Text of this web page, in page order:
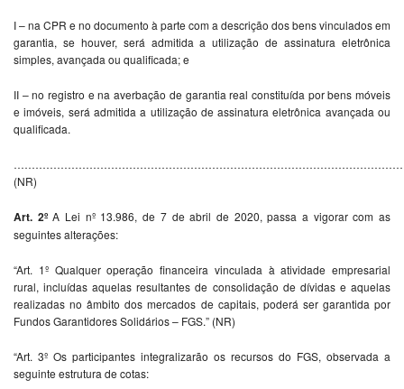
I – na CPR e no documento à parte com a descrição dos bens vinculados em
garantia, se houver, será admitida a utilização de assinatura eletrônica
simples, avançada ou qualificada; e
II – no registro e na averbação de garantia real constituída por bens móveis
e imóveis, será admitida a utilização de assinatura eletrônica avançada ou
qualificada.
(NR)
Art. 2ºA Lei nº 13.986, de 7 de abril de 2020, passa a vigorar com as
seguintes alterações:
“Art. 1º Qualquer operação financeira vinculada à atividade empresarial
rural, incluídas aquelas resultantes de consolidação de dívidas e aquelas
realizadas no âmbito dos mercados de capitais, poderá ser garantida por
Fundos Garantidores Solidários – FGS.” (NR)
“Art. 3º Os participantes integralizarão os recursos do FGS, observada a
seguinte estrutura de cotas: